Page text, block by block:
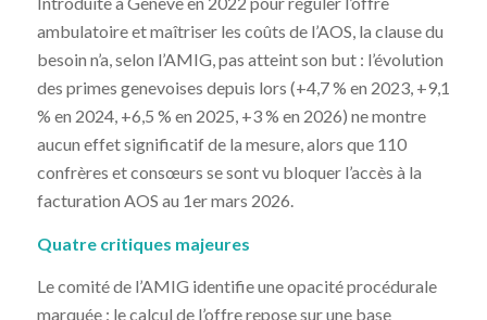
ambulatoire et maîtriser les coûts de l’AOS, la clause du
besoin n’a, selon l’AMIG, pas atteint son but : l’évolution
des primes genevoises depuis lors (+4,7 % en 2023, +9,1
% en 2024, +6,5 % en 2025, +3 % en 2026) ne montre
aucun effet significatif de la mesure, alors que 110
confrères et consœurs se sont vu bloquer l’accès à la
facturation AOS au 1er mars 2026.
Quatre critiques majeures
Le comité de l’AMIG identifie une opacité procédurale
marquée : le calcul de l’offre repose sur une base